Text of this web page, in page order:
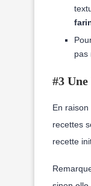
pas
#3
En
recettes
recette